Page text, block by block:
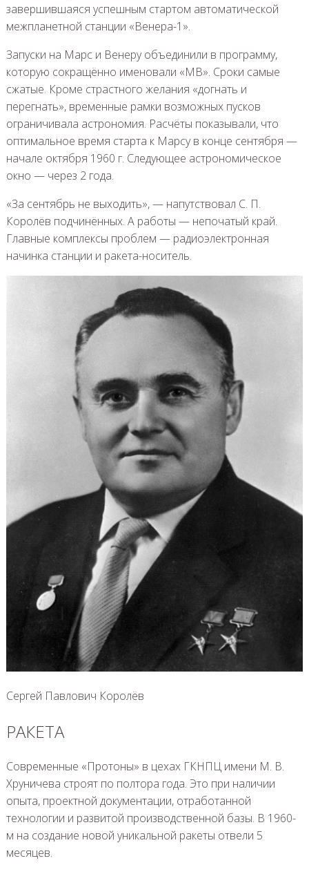
завершившаяся успешным стартом автоматической
межпланетной станции «Венера-1».
Запуски на Марс и Венеру объединили в программу,
которую сокращённо именовали «МВ». Сроки самые
сжатые. Кроме страстного желания «догнать и
перегнать», временные рамки возможных пусков
ограничивала астрономия. Расчёты показывали, что
оптимальное время старта к Марсу в конце сентября —
начале октября 1960 г. Следующее астрономическое
окно — через 2 года.
«За сентябрь не выходить», — напутствовал С. П.
Королёв подчинённых. А работы — непочатый край.
Главные комплексы проблем — радиоэлектронная
начинка станции и ракета-носитель.
Сергей Павлович Королёв
РАКЕТА
Современные «Протоны» в цехах ГКНПЦ имени М. В.
Хруничева строят по полтора года. Это при наличии
опыта, проектной документации, отработанной
технологии и развитой производственной базы. В 1960-
м на создание новой уникальной ракеты отвели 5
месяцев.